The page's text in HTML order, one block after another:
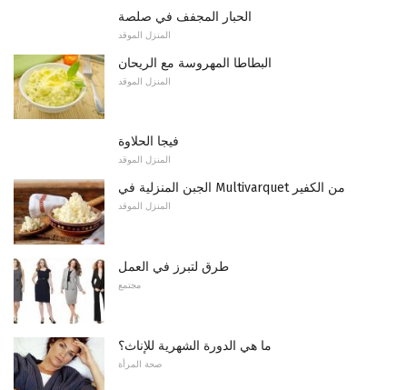
الحبار المجفف في صلصة
المنزل الموقد
البطاطا المهروسة مع الريحان
المنزل الموقد
فيجا الحلاوة
المنزل الموقد
الجبن المنزلية في Multivarquet من الكفير
المنزل الموقد
طرق لتبرز في العمل
مجتمع
ما هي الدورة الشهرية للإناث؟
صحة المرأة